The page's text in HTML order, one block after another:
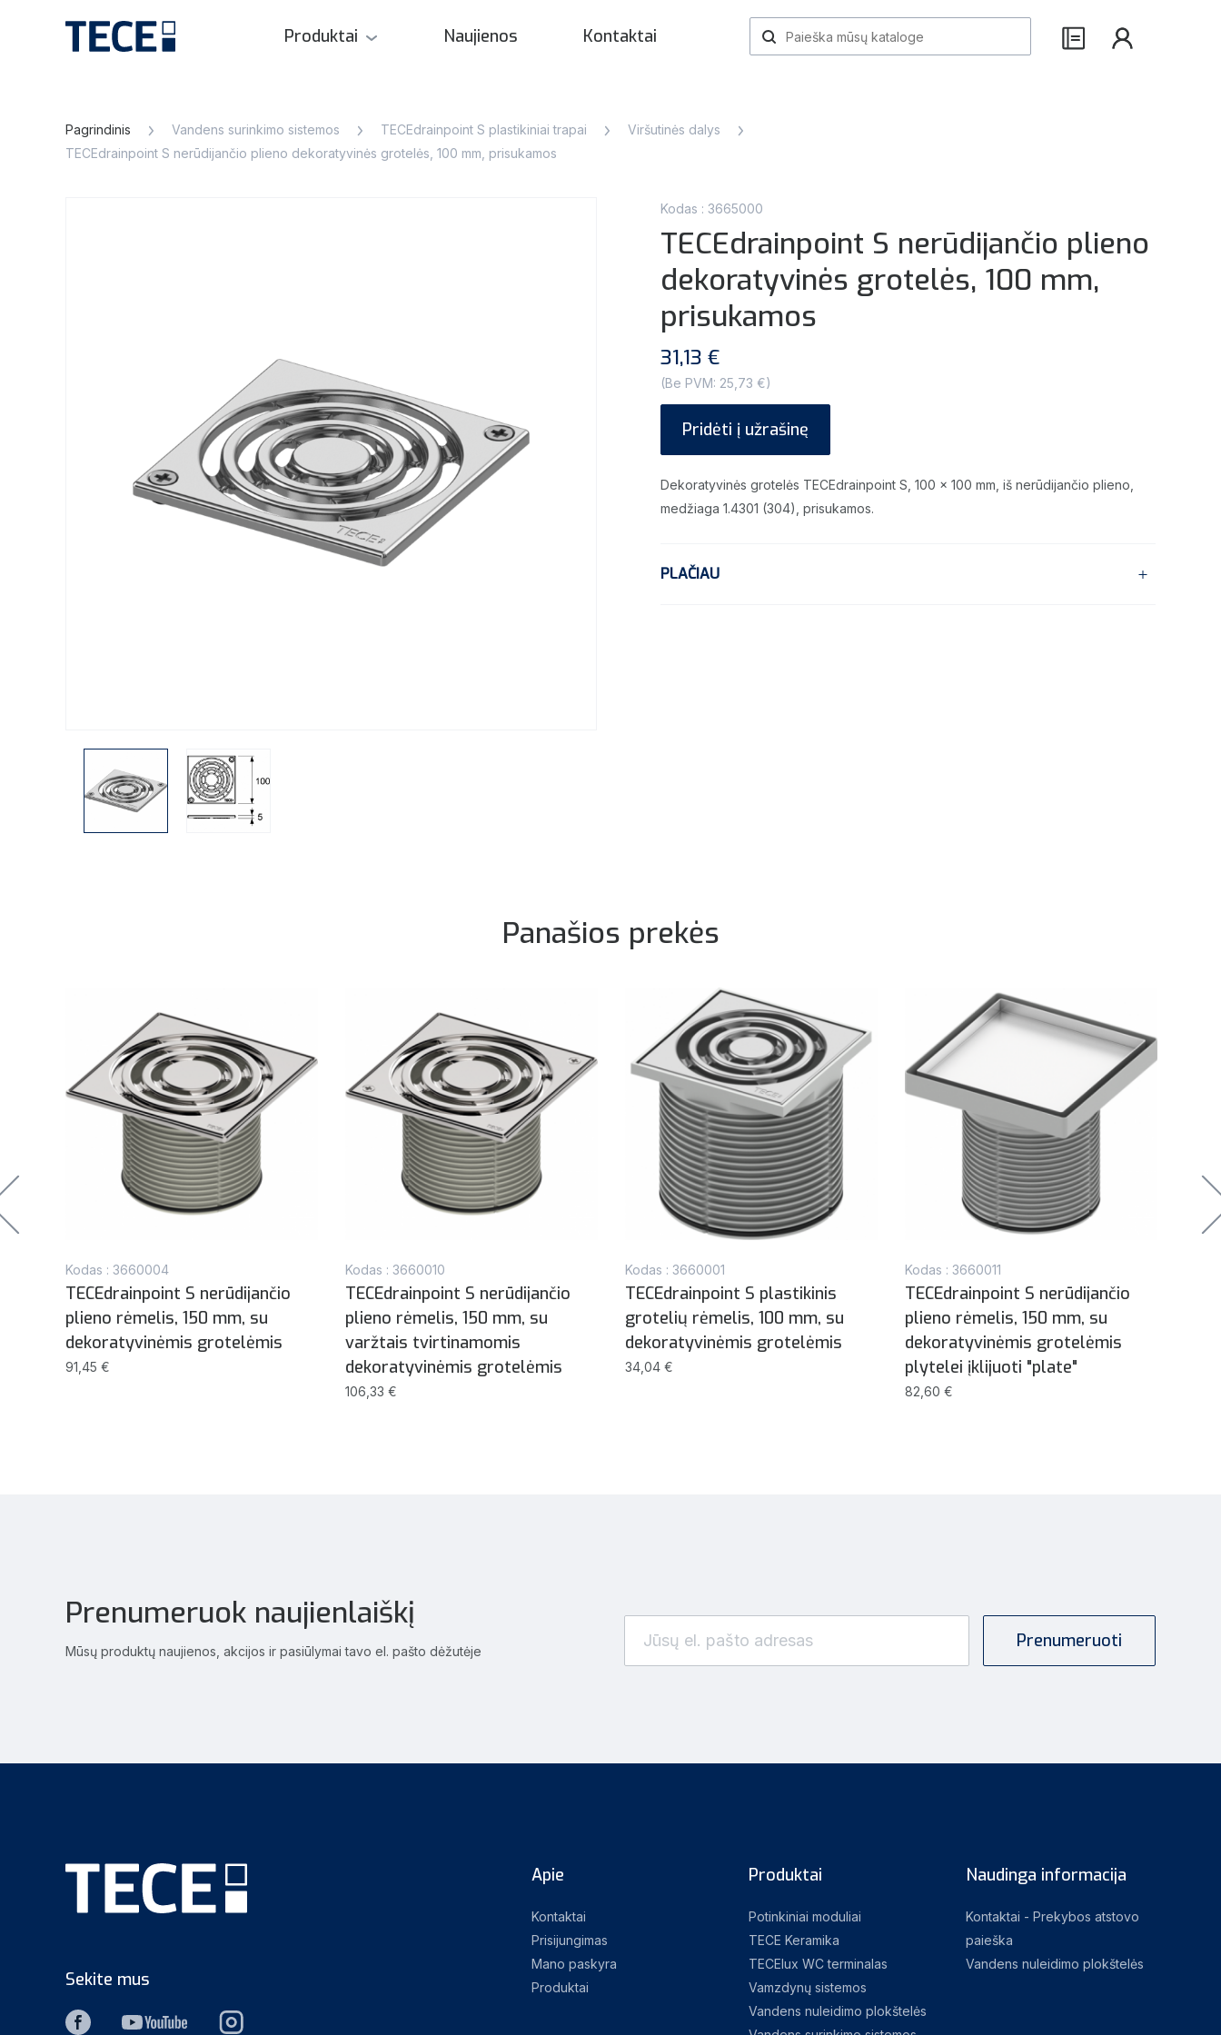
Produktai Naujienos Kontaktai
Pagrindinis Vandens surinkimo sistemos TECEdrainpoint S plastikiniai trapai
Viršutinės dalys
TECEdrainpoint S nerūdijančio plieno dekoratyvinės grotelės, 100 mm, prisukamos
Kodas : 3665000
TECEdrainpoint S nerūdijančio plieno
dekoratyvinės grotelės, 100 mm,
prisukamos
31,13 €
(Be PVM: 25,73 €)
Pridėti į užrašinę
Dekoratyvinės grotelės TECEdrainpoint S, 100 x 100 mm, iš nerūdijančio plieno,
medžiaga 1.4301 (304), prisukamos.
PLAČIAU
Panašios prekės
Kodas : 3660004
TECEdrainpoint S nerūdijančio
plieno rėmelis, 150 mm, su
dekoratyvinėmis grotelėmis
91,45 €
Kodas : 3660010
TECEdrainpoint S nerūdijančio
plieno rėmelis, 150 mm, su
varžtais tvirtinamomis
dekoratyvinėmis grotelėmis
106,33 €
Kodas : 3660001
TECEdrainpoint S plastikinis
grotelių rėmelis, 100 mm, su
dekoratyvinėmis grotelėmis
34,04 €
Kodas : 3660011
TECEdrainpoint S nerūdijančio
plieno rėmelis, 150 mm, su
dekoratyvinėmis grotelėmis
plytelei įklijuoti "plate"
82,60 €
Prenumeruok naujienlaiškį
Mūsų produktų naujienos, akcijos ir pasiūlymai tavo el. pašto dėžutėje
Sekite mus
Apie
Kontaktai
Prisijungimas
Mano paskyra
Produktai
Produktai
Potinkiniai moduliai
TECE Keramika
TECElux WC terminalas
Vamzdynų sistemos
Vandens nuleidimo plokštelės
Naudinga informacija
Kontaktai - Prekybos atstovo
paieška
Vandens nuleidimo plokštelės